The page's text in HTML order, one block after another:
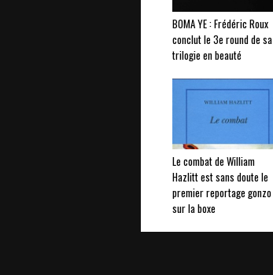
BOMA YE : Frédéric Roux
conclut le 3e round de sa
trilogie en beauté
Le combat de William
Hazlitt est sans doute le
premier reportage gonzo
sur la boxe